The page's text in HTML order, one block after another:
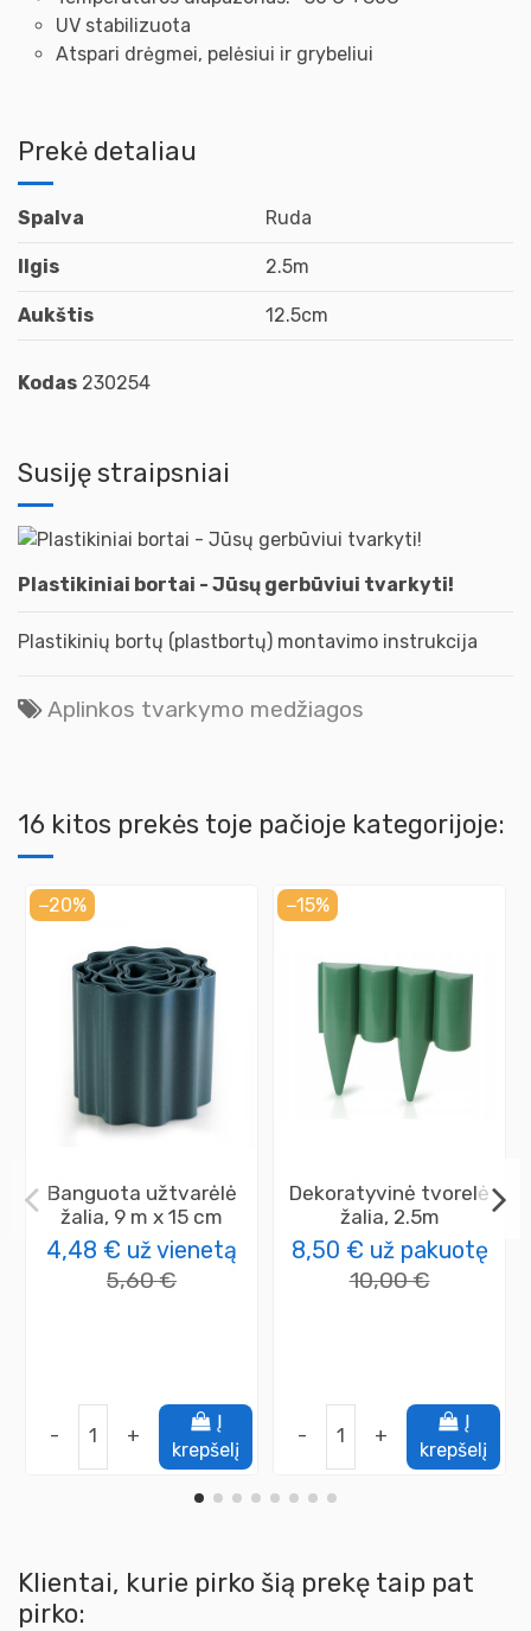
UV stabilizuota
Atspari drėgmei, pelėsiui ir grybeliui
Prekė detaliau
Spalva Ruda
Ilgis 2.5m
Aukštis 12.5cm
Kodas 230254
Susiję straipsniai
Plastikiniai bortai - Jūsų gerbūviui tvarkyti!
Plastikinių bortų (plastbortų) montavimo instrukcija
Aplinkos tvarkymo medžiagos
16 kitos prekės toje pačioje kategorijoje:
−20%
Banguota užtvarėlė
žalia, 9 m x 15 cm
4,48 € už vienetą
5,60 €
- +
Į
krepšelį
−15%
Dekoratyvinė tvorelė
žalia, 2.5m
8,50 € už pakuotę
10,00 €
- +
Į
krepšelį
Klientai, kurie pirko šią prekę taip pat
pirko: